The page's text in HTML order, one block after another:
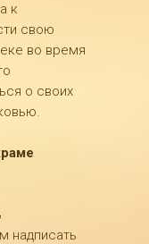
к
свою
во время
о своих
надписать